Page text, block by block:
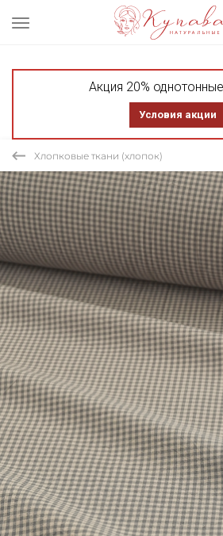
Акция 20%
Условия акции
Хлопковые ткани (хлопок)